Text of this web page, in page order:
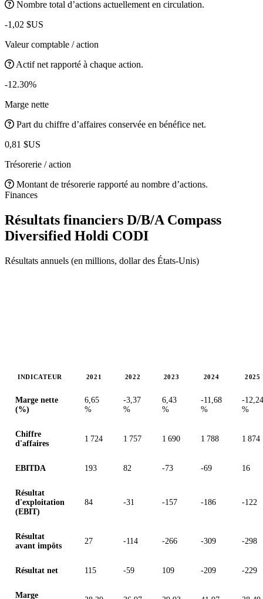
Nombre total d’actions actuellement en circulation.
-1,02 $US
Valeur comptable / action
Actif net rapporté à chaque action.
-12.30%
Marge nette
Part du chiffre d’affaires conservée en bénéfice net.
0,81 $US
Trésorerie / action
Montant de trésorerie rapporté au nombre d’actions.
Finances
Résultats financiers D/B/A Compass
Diversified Holdi CODI
Résultats annuels (en millions, dollar des États-Unis)
INDICATEUR 2021 2022 2023 2024 2025
Marge nette
(%)
6,65
%
-3,37
%
6,43
%
-11,68
%
-12,24
%
Chiffre
d'affaires
1 724 1 757 1 690 1 788 1 874
EBITDA 193 82 -73 -69 16
Résultat
d'exploitation
(EBIT)
84 -31 -157 -186 -122
Résultat
avant impôts
27 -114 -266 -309 -298
Résultat net 115 -59 109 -209 -229
Marge